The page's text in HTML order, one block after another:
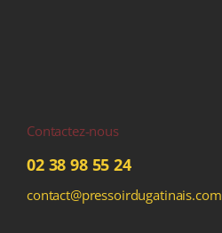
Contactez-nous
02 38 98 55 24
contact@pressoirdugatinais.com